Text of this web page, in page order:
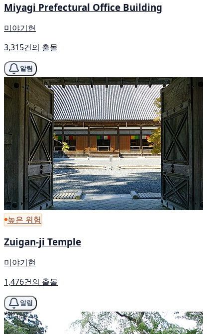
Miyagi Prefectural Office Building
미야기현
3,315건의 출몰
알림
높은 위험
Zuigan-ji Temple
미야기현
1,476건의 출몰
알림